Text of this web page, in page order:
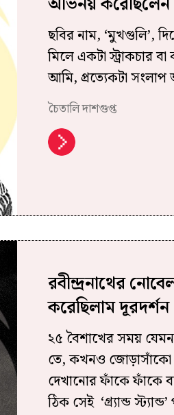
ছবির নাম, ‘মুখগুলি’,
মিলে একটা স্ট্রাকচার বা
আমি, প্রত্যেকটা
চৈতালি দাশগুপ্ত
রবীন্দ্রনাথের
করেছিলাম দূরদর্শন
২৫ বৈশাখের সময়
তে, কখনও জোড়াসাঁকো
দেখানোর ফাঁকে ফাঁকে
ঠিক সেই ‘গ্র্যান্ড